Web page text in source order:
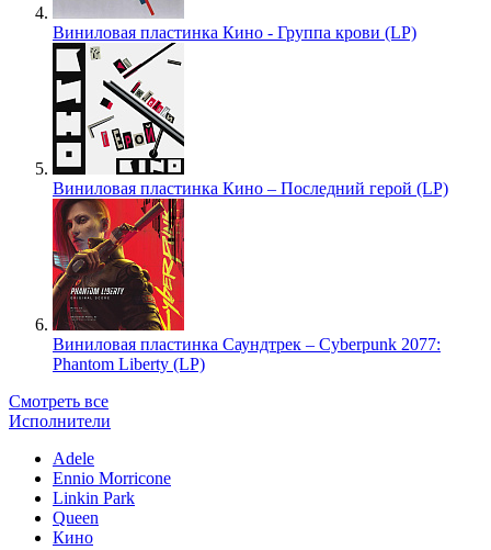
Виниловая пластинка Кино - Группа крови (LP)
Виниловая пластинка Кино – Последний герой (LP)
Виниловая пластинка Саундтрек – Cyberpunk 2077:
Phantom Liberty (LP)
Смотреть все
Исполнители
Adele
Ennio Morricone
Linkin Park
Queen
Кино